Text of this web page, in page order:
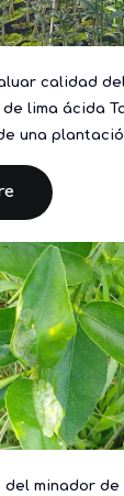
calidad
lima ácida
una
del minador